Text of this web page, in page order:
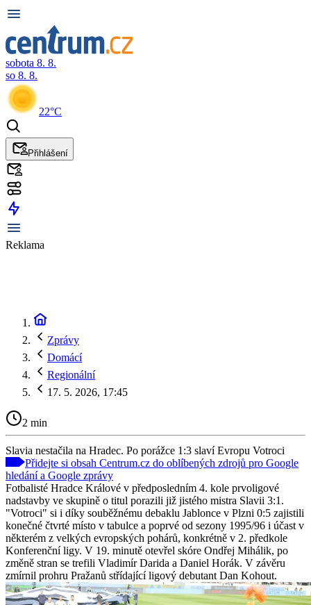
sobota 8. 8.
so 8. 8.
22°C
Přihlášení
Reklama
Zprávy
Domácí
Regionální
17. 5. 2026, 17:45
2 min
Slavia nestačila na Hradec. Po porážce 1:3 slaví Evropu Votroci
Přidejte si obsah Centrum.cz do oblíbených zdrojů pro Google
hledání a Google zprávy
Fotbalisté Hradce Králové v předposledním 4. kole prvoligové
nadstavby ve skupině o titul porazili již jistého mistra Slavii 3:1.
"Votroci" si i díky souběžnému debaklu Jablonce v Plzni 0:5 zajistili
konečné čtvrté místo v tabulce a poprvé od sezony 1995/96 i účast v
některém z velkých evropských pohárů, konkrétně v 2. předkole
Konferenční ligy. V 19. minutě otevřel skóre Ondřej Mihálik, po
změně stran se trefili Vladimír Darida a Daniel Horák. V závěru
zmírnil prohru Pražanů střídající ligový debutant Dan Kohout.